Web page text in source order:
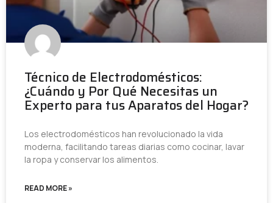
Técnico de Electrodomésticos:
¿Cuándo y Por Qué Necesitas un
Experto para tus Aparatos del Hogar?
Los electrodomésticos han revolucionado la vida
moderna, facilitando tareas diarias como cocinar, lavar
la ropa y conservar los alimentos.
READ MORE »